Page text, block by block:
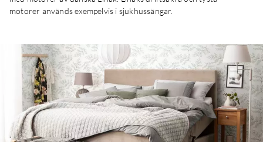
motorer används exempelvis i sjukhussängar.